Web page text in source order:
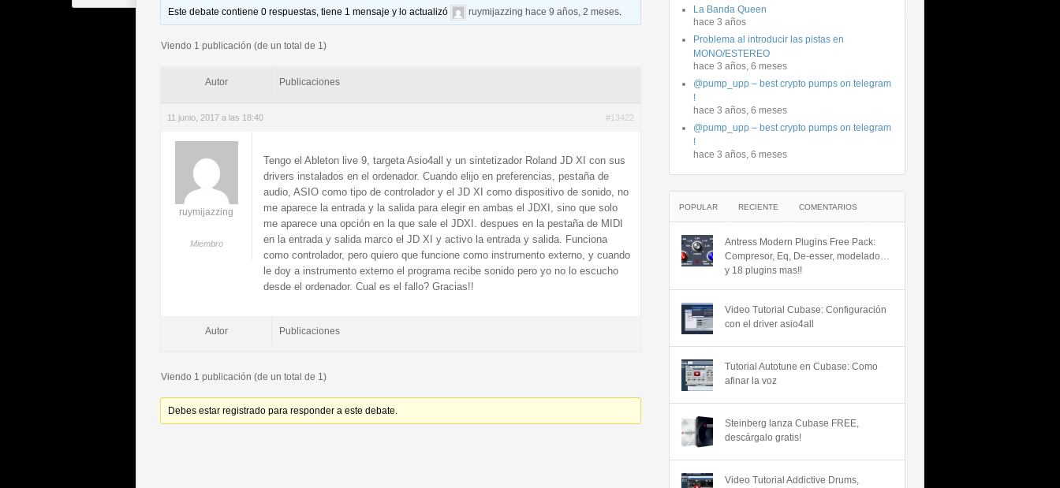
Este debate contiene 0 respuestas, tiene 1 mensaje y lo actualizó ruymijazzing hace 9 años, 2 meses.
Viendo 1 publicación (de un total de 1)
Autor Publicaciones
11 junio, 2017 a las 18:40 #13422
ruymijazzing
Miembro
Tengo el Ableton live 9, targeta Asio4all y un sintetizador Roland JD XI con sus
drivers instalados en el ordenador. Cuando elijo en preferencias, pestaña de
audio, ASIO como tipo de controlador y el JD XI como dispositivo de sonido, no
me aparece la entrada y la salida para elegir en ambas el JDXI, sino que solo
me aparece una opción en la que sale el JDXI. despues en la pestaña de MIDI
en la entrada y salida marco el JD XI y activo la entrada y salida. Funciona
como controlador, pero quiero que funcione como instrumento externo, y cuando
le doy a instrumento externo el programa recibe sonido pero yo no lo escucho
desde el ordenador. Cual es el fallo? Gracias!!
Autor Publicaciones
Viendo 1 publicación (de un total de 1)
Debes estar registrado para responder a este debate.
La Banda Queen
hace 3 años
Problema al introducir las pistas en
MONO/ESTEREO
hace 3 años, 6 meses
@pump_upp – best crypto pumps on telegram
!
hace 3 años, 6 meses
@pump_upp – best crypto pumps on telegram
!
hace 3 años, 6 meses
POPULAR RECIENTE COMENTARIOS
Antress Modern Plugins Free Pack:
Compresor, Eq, De-esser, modelado…
y 18 plugins mas!!
Video Tutorial Cubase: Configuración
con el driver asio4all
Tutorial Autotune en Cubase: Como
afinar la voz
Steinberg lanza Cubase FREE,
descárgalo gratis!
Video Tutorial Addictive Drums,